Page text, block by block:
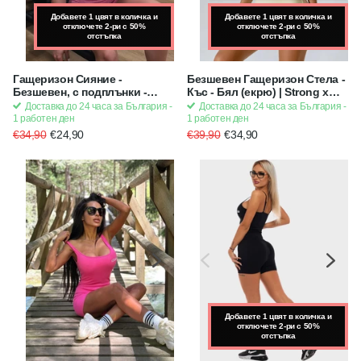
Добавете 1 цвят в количка и
отключете 2-ри с 50%
отстъпка
Добавете 1 цвят в количка и
отключете 2-ри с 50%
отстъпка
Гащеризон Сияние -
Безшевен, с подплънки -
Розов
Доставка до 24 часа за България -
1 работен ден
€34,90 €24,90
Добавете 1 цвят в количка и
отключете 2-ри с 50%
отстъпка
Безшевен Гащеризон Стела -
Къс - Бял (екрю) | Strong x
Feminine
Доставка до 24 часа за България -
1 работен ден
€39,90 €34,90
Добавете 1 цвят в количка и
отключете 2-ри с 50%
отстъпка